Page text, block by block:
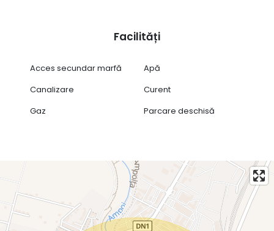
Facilități
Acces secundar marfă
Apă
Canalizare
Curent
Gaz
Parcare deschisă